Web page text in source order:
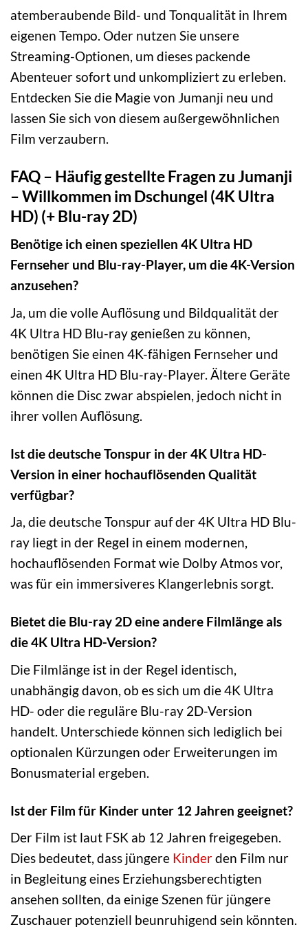
atemberaubende Bild- und Tonqualität in Ihrem
eigenen Tempo. Oder nutzen Sie unsere
Streaming-Optionen, um dieses packende
Abenteuer sofort und unkompliziert zu erleben.
Entdecken Sie die Magie von Jumanji neu und
lassen Sie sich von diesem außergewöhnlichen
Film verzaubern.
FAQ – Häufig gestellte Fragen zu Jumanji
– Willkommen im Dschungel (4K Ultra
HD) (+ Blu-ray 2D)
Benötige ich einen speziellen 4K Ultra HD
Fernseher und Blu-ray-Player, um die 4K-Version
anzusehen?
Ja, um die volle Auflösung und Bildqualität der
4K Ultra HD Blu-ray genießen zu können,
benötigen Sie einen 4K-fähigen Fernseher und
einen 4K Ultra HD Blu-ray-Player. Ältere Geräte
können die Disc zwar abspielen, jedoch nicht in
ihrer vollen Auflösung.
Ist die deutsche Tonspur in der 4K Ultra HD-
Version in einer hochauflösenden Qualität
verfügbar?
Ja, die deutsche Tonspur auf der 4K Ultra HD Blu-
ray liegt in der Regel in einem modernen,
hochauflösenden Format wie Dolby Atmos vor,
was für ein immersiveres Klangerlebnis sorgt.
Bietet die Blu-ray 2D eine andere Filmlänge als
die 4K Ultra HD-Version?
Die Filmlänge ist in der Regel identisch,
unabhängig davon, ob es sich um die 4K Ultra
HD- oder die reguläre Blu-ray 2D-Version
handelt. Unterschiede können sich lediglich bei
optionalen Kürzungen oder Erweiterungen im
Bonusmaterial ergeben.
Ist der Film für Kinder unter 12 Jahren geeignet?
Der Film ist laut FSK ab 12 Jahren freigegeben.
Dies bedeutet, dass jüngere Kinderden Film nur
in Begleitung eines Erziehungsberechtigten
ansehen sollten, da einige Szenen für jüngere
Zuschauer potenziell beunruhigend sein könnten.